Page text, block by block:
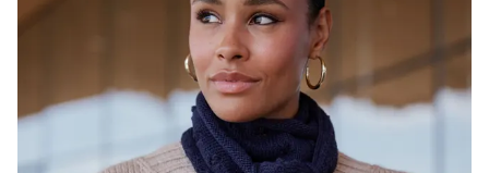
KNITTING SCHOOL